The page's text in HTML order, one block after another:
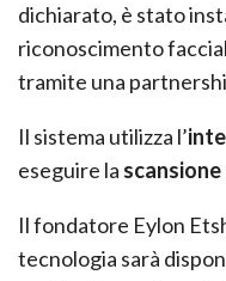
dichiarato, è stato
riconoscimento
tramite una
Il sistema utilizza l’
eseguire la
Il fondatore Eylon
tecnologia sarà